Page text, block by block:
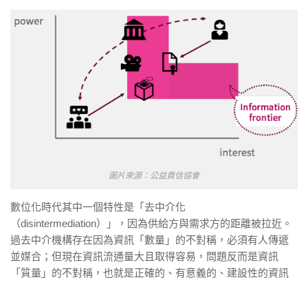
圖片來源：公益責信協會
數位化時代其中一個特性是「去中介化
（disintermediation）」，因為供給方與需求方的距離被拉近。
過去中介機構存在因為資訊「數量」的不對稱，必須有人傳遞
並媒合；但現在資訊流通量大且取得容易，問題反而是資訊
「質量」的不對稱，也就是正確的、有意義的、建設性的資訊